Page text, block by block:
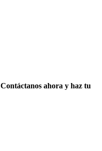
Contáctanos ahora y haz tu